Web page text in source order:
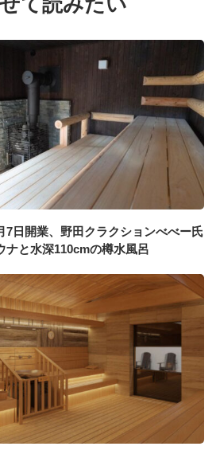
7日開業、野田クラクションべべー氏
ナと水深110cmの樽水風呂